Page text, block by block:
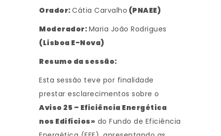
Orador: Cátia Carvalho (PNAEE)
Moderador: Maria João Rodrigues
(Lisboa E-Nova)
Resumo da sessão:
Esta sessão teve por finalidade
prestar esclarecimentos sobre o
Aviso 25 – Eficiência Energética
nos Edifícios» do Fundo de Eficiência